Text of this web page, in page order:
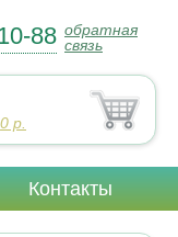
88 обратная
связь
0 р.
Контакты